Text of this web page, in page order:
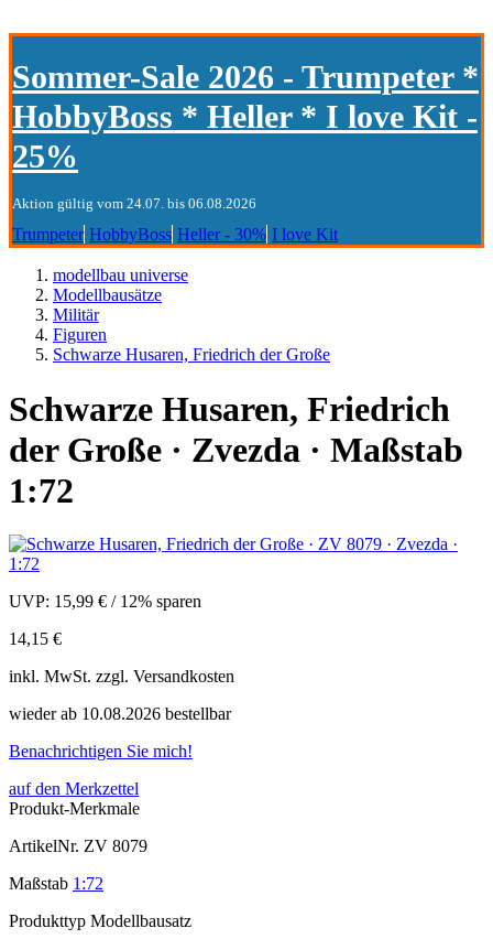
Sommer-Sale 2026 - Trumpeter *
HobbyBoss * Heller * I love Kit -
25%
Aktion gültig vom 24.07. bis 06.08.2026
Trumpeter HobbyBoss Heller - 30% I love Kit
modellbau universe
Modellbausätze
Militär
Figuren
Schwarze Husaren, Friedrich der Große
Schwarze Husaren, Friedrich
der Große · Zvezda · Maßstab
1:72
UVP: 15,99 € / 12% sparen
14,15 €
inkl. MwSt. zzgl. Versandkosten
wieder ab 10.08.2026 bestellbar
Benachrichtigen Sie mich!
auf den Merkzettel
Produkt-Merkmale
ArtikelNr. ZV 8079
Maßstab 1:72
Produkttyp Modellbausatz